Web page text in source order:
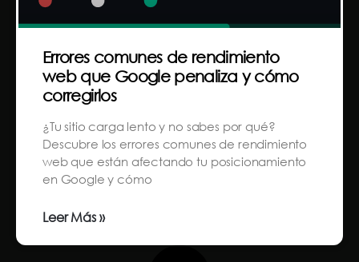
Errores comunes de rendimiento
web que Google penaliza y cómo
corregirlos
¿Tu sitio carga lento y no sabes por qué?
Descubre los errores comunes de rendimiento
web que están afectando tu posicionamiento
en Google y cómo
Leer Más »